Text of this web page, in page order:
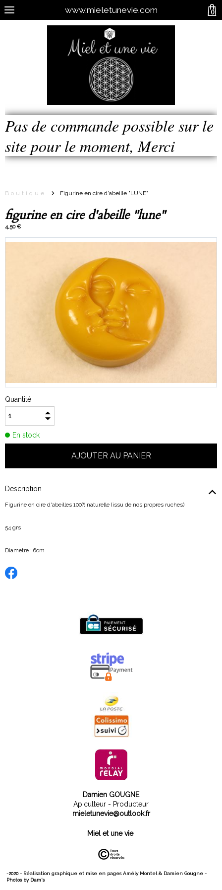
www.mieletunevie.com
Pas de commande possible sur le
site pour le moment, Merci
Boutique Figurine en cire d'abeille "LUNE"
figurine en cire d'abeille "lune"
4,50 €
Quantité
En stock
Description
Figurine en cire d'abeilles 100% naturelle (issu de nos propres ruches)
54 grs
Diametre : 6cm
Damien GOUGNE
Apiculteur - Producteur
mieletunevie@outlook.fr
Miel et une vie
-2020 - Réalisation graphique et mise en pages Amély Montel & Damien Gougne -
Photos by Dam's
0